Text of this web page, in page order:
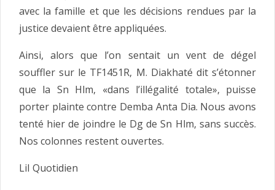
avec la famille et que les décisions rendues par la
justice devaient être appliquées.
Ainsi, alors que l’on sentait un vent de dégel
souffler sur le TF1451R, M. Diakhaté dit s’étonner
que la Sn Hlm, «dans l’illégalité totale», puisse
porter plainte contre Demba Anta Dia. Nous avons
tenté hier de joindre le Dg de Sn Hlm, sans succès.
Nos colonnes restent ouvertes.
LiI Quotidien